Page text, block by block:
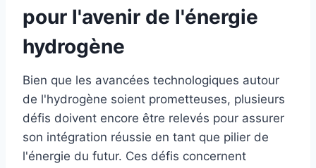
pour l'avenir de l'énergie
hydrogène
Bien que les avancées technologiques autour
de l'hydrogène soient prometteuses, plusieurs
défis doivent encore être relevés pour assurer
son intégration réussie en tant que pilier de
l'énergie du futur. Ces défis concernent